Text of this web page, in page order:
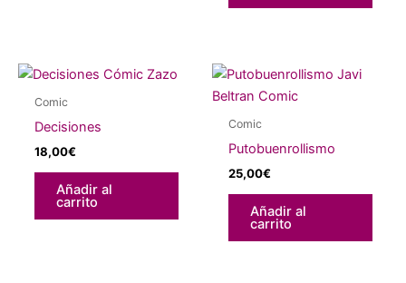
Comic
Decisiones
18,00€
Añadir al
carrito
Comic
Putobuenrollismo
25,00€
Añadir al
carrito